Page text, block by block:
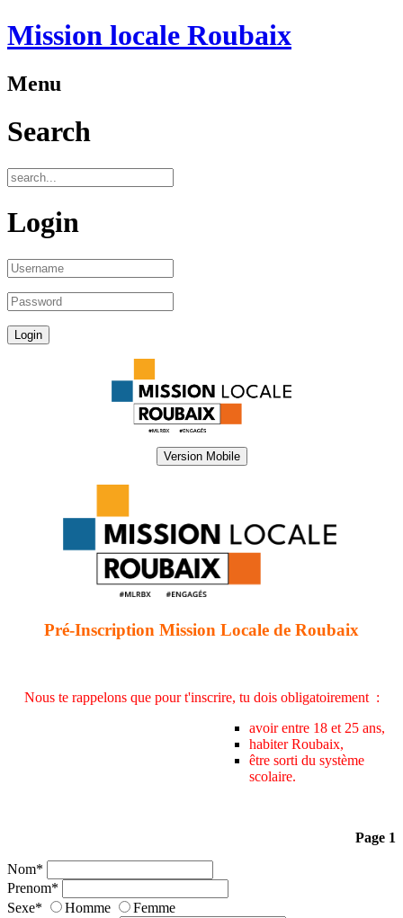
Mission locale Roubaix
Menu
Search
Login
Version Mobile
Pré-Inscription Mission Locale de Roubaix
Nous te rappelons que pour t'inscrire, tu dois obligatoirement :
avoir entre 18 et 25 ans,
habiter Roubaix,
être sorti du système
scolaire.
Page 1
Nom*
Prenom*
Sexe* Homme
Femme